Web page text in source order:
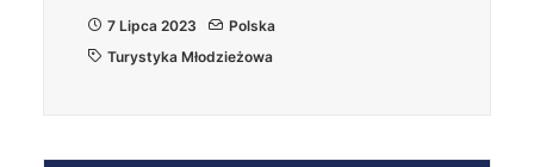
7 Lipca 2023
Polska
Turystyka Młodzieżowa